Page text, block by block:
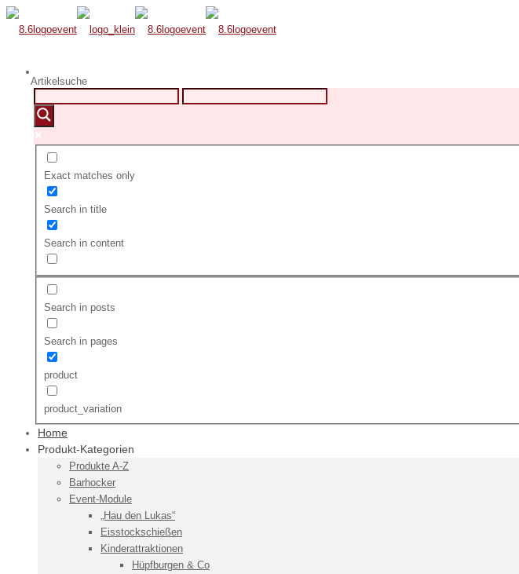
Artikelsuche
Exact matches only
Search in title
Search in content
Search in posts
Search in pages
product
product_variation
Home
Produkt-Kategorien
Produkte A-Z
Barhocker
Event-Module
„Hau den Lukas“
Eisstockschießen
Kinderattraktionen
Hüpfburgen & Co